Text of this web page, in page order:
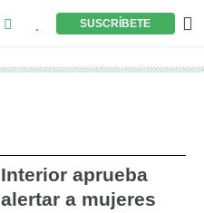
BuscarSUSCRÍBETE
Interior aprueba
alertar a mujeres